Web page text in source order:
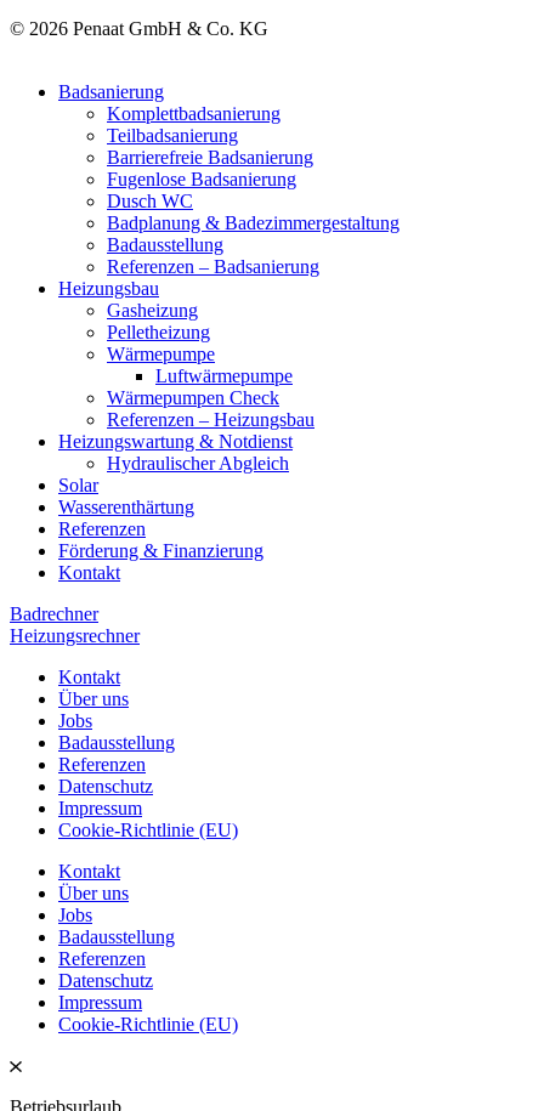
© 2026 Penaat GmbH & Co. KG
Badsanierung
Komplettbadsanierung
Teilbadsanierung
Barrierefreie Badsanierung
Fugenlose Badsanierung
Dusch WC
Badplanung & Badezimmergestaltung
Badausstellung
Referenzen – Badsanierung
Heizungsbau
Gasheizung
Pelletheizung
Wärmepumpe
Luftwärmepumpe
Wärmepumpen Check
Referenzen – Heizungsbau
Heizungswartung & Notdienst
Hydraulischer Abgleich
Solar
Wasserenthärtung
Referenzen
Förderung & Finanzierung
Kontakt
Badrechner
Heizungsrechner
Kontakt
Über uns
Jobs
Badausstellung
Referenzen
Datenschutz
Impressum
Cookie-Richtlinie (EU)
Kontakt
Über uns
Jobs
Badausstellung
Referenzen
Datenschutz
Impressum
Cookie-Richtlinie (EU)